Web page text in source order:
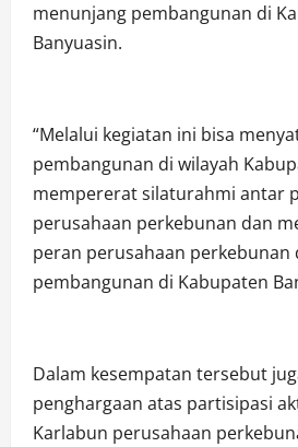
menunjang pembangunan di
Banyuasin.
“Melalui kegiatan ini bisa
pembangunan di wilayah
mempererat silaturahmi antar
perusahaan perkebunan dan
peran perusahaan perkebunan
pembangunan di Kabupaten
Dalam kesempatan tersebut
penghargaan atas partisipasi
Karlabun perusahaan